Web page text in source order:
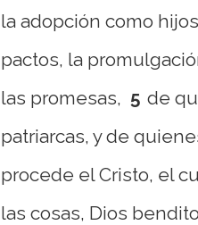
la adopción como
pactos, la
las promesas, 5 de
patriarcas, y de
procede el Cristo, el
las cosas, Dios